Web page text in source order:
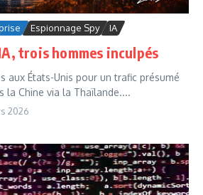
Espionnage Spy IA
trois hommes inculpés
aux États-Unis pour un trafic présumé
la Chine via la Thaïlande....
2026